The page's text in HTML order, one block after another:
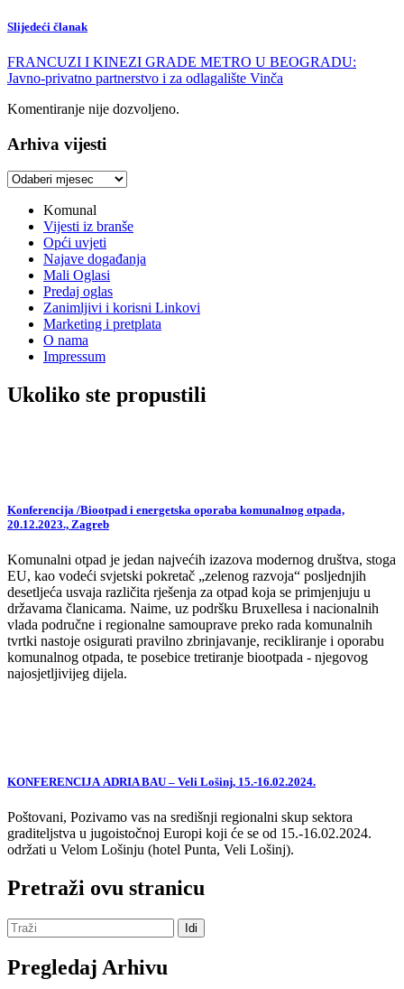
Slijedeći članak
FRANCUZI I KINEZI GRADE METRO U BEOGRADU:
Javno-privatno partnerstvo i za odlagalište Vinča
Komentiranje nije dozvoljeno.
Arhiva vijesti
Arhiva
Komunal
Vijesti iz branše
Opći uvjeti
Najave događanja
Mali Oglasi
Predaj oglas
Zanimljivi i korisni Linkovi
Marketing i pretplata
O nama
Impressum
Ukoliko ste propustili
Konferencija /Biootpad i energetska oporaba komunalnog otpada,
20.12.2023., Zagreb
Komunalni otpad je jedan najvećih izazova modernog društva, stoga
EU, kao vodeći svjetski pokretač „zelenog razvoja“ posljednjih
desetljeća usvaja različita rješenja za otpad koja se primjenjuju u
državama članicama. Naime, uz podršku Bruxellesa i nacionalnih
vlada područne i regionalne samouprave preko rada komunalnih
tvrtki nastoje osigurati pravilno zbrinjavanje, recikliranje i oporabu
komunalnog otpada, te posebice tretiranje biootpada - njegovog
najosjetljivijeg dijela.
KONFERENCIJA ADRIA BAU – Veli Lošinj, 15.-16.02.2024.
Poštovani, Pozivamo vas na središnji regionalni skup sektora
graditeljstva u jugoistočnoj Europi koji će se od 15.-16.02.2024.
održati u Velom Lošinju (hotel Punta, Veli Lošinj).
Pretraži ovu stranicu
Pregledaj Arhivu